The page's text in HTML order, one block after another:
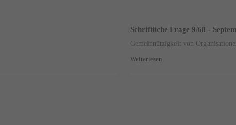
Schriftliche Frage 9/68 -
Gemeinnützigkeit von
Weiterlesen